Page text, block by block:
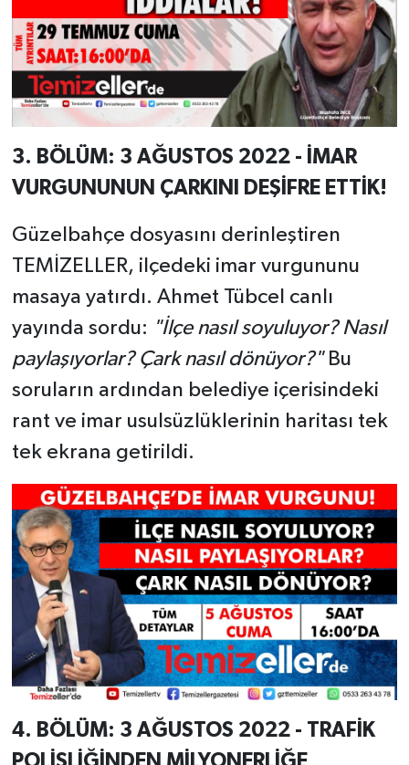
3. BÖLÜM: 3 AĞUSTOS 2022 - İMAR
VURGUNUNUN ÇARKINI DEŞİFRE ETTİK!
Güzelbahçe dosyasını derinleştiren
TEMİZELLER, ilçedeki imar vurgununu
masaya yatırdı. Ahmet Tübcel canlı
yayında sordu: "İlçe nasıl soyuluyor? Nasıl
paylaşıyorlar? Çark nasıl dönüyor?"Bu
soruların ardından belediye içerisindeki
rant ve imar usulsüzlüklerinin haritası tek
tek ekrana getirildi.
4. BÖLÜM: 3 AĞUSTOS 2022 - TRAFİK